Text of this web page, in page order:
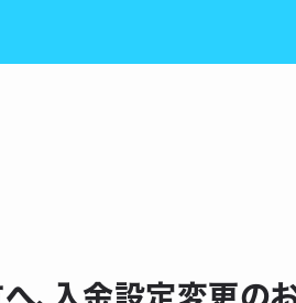
、入金設定変更の